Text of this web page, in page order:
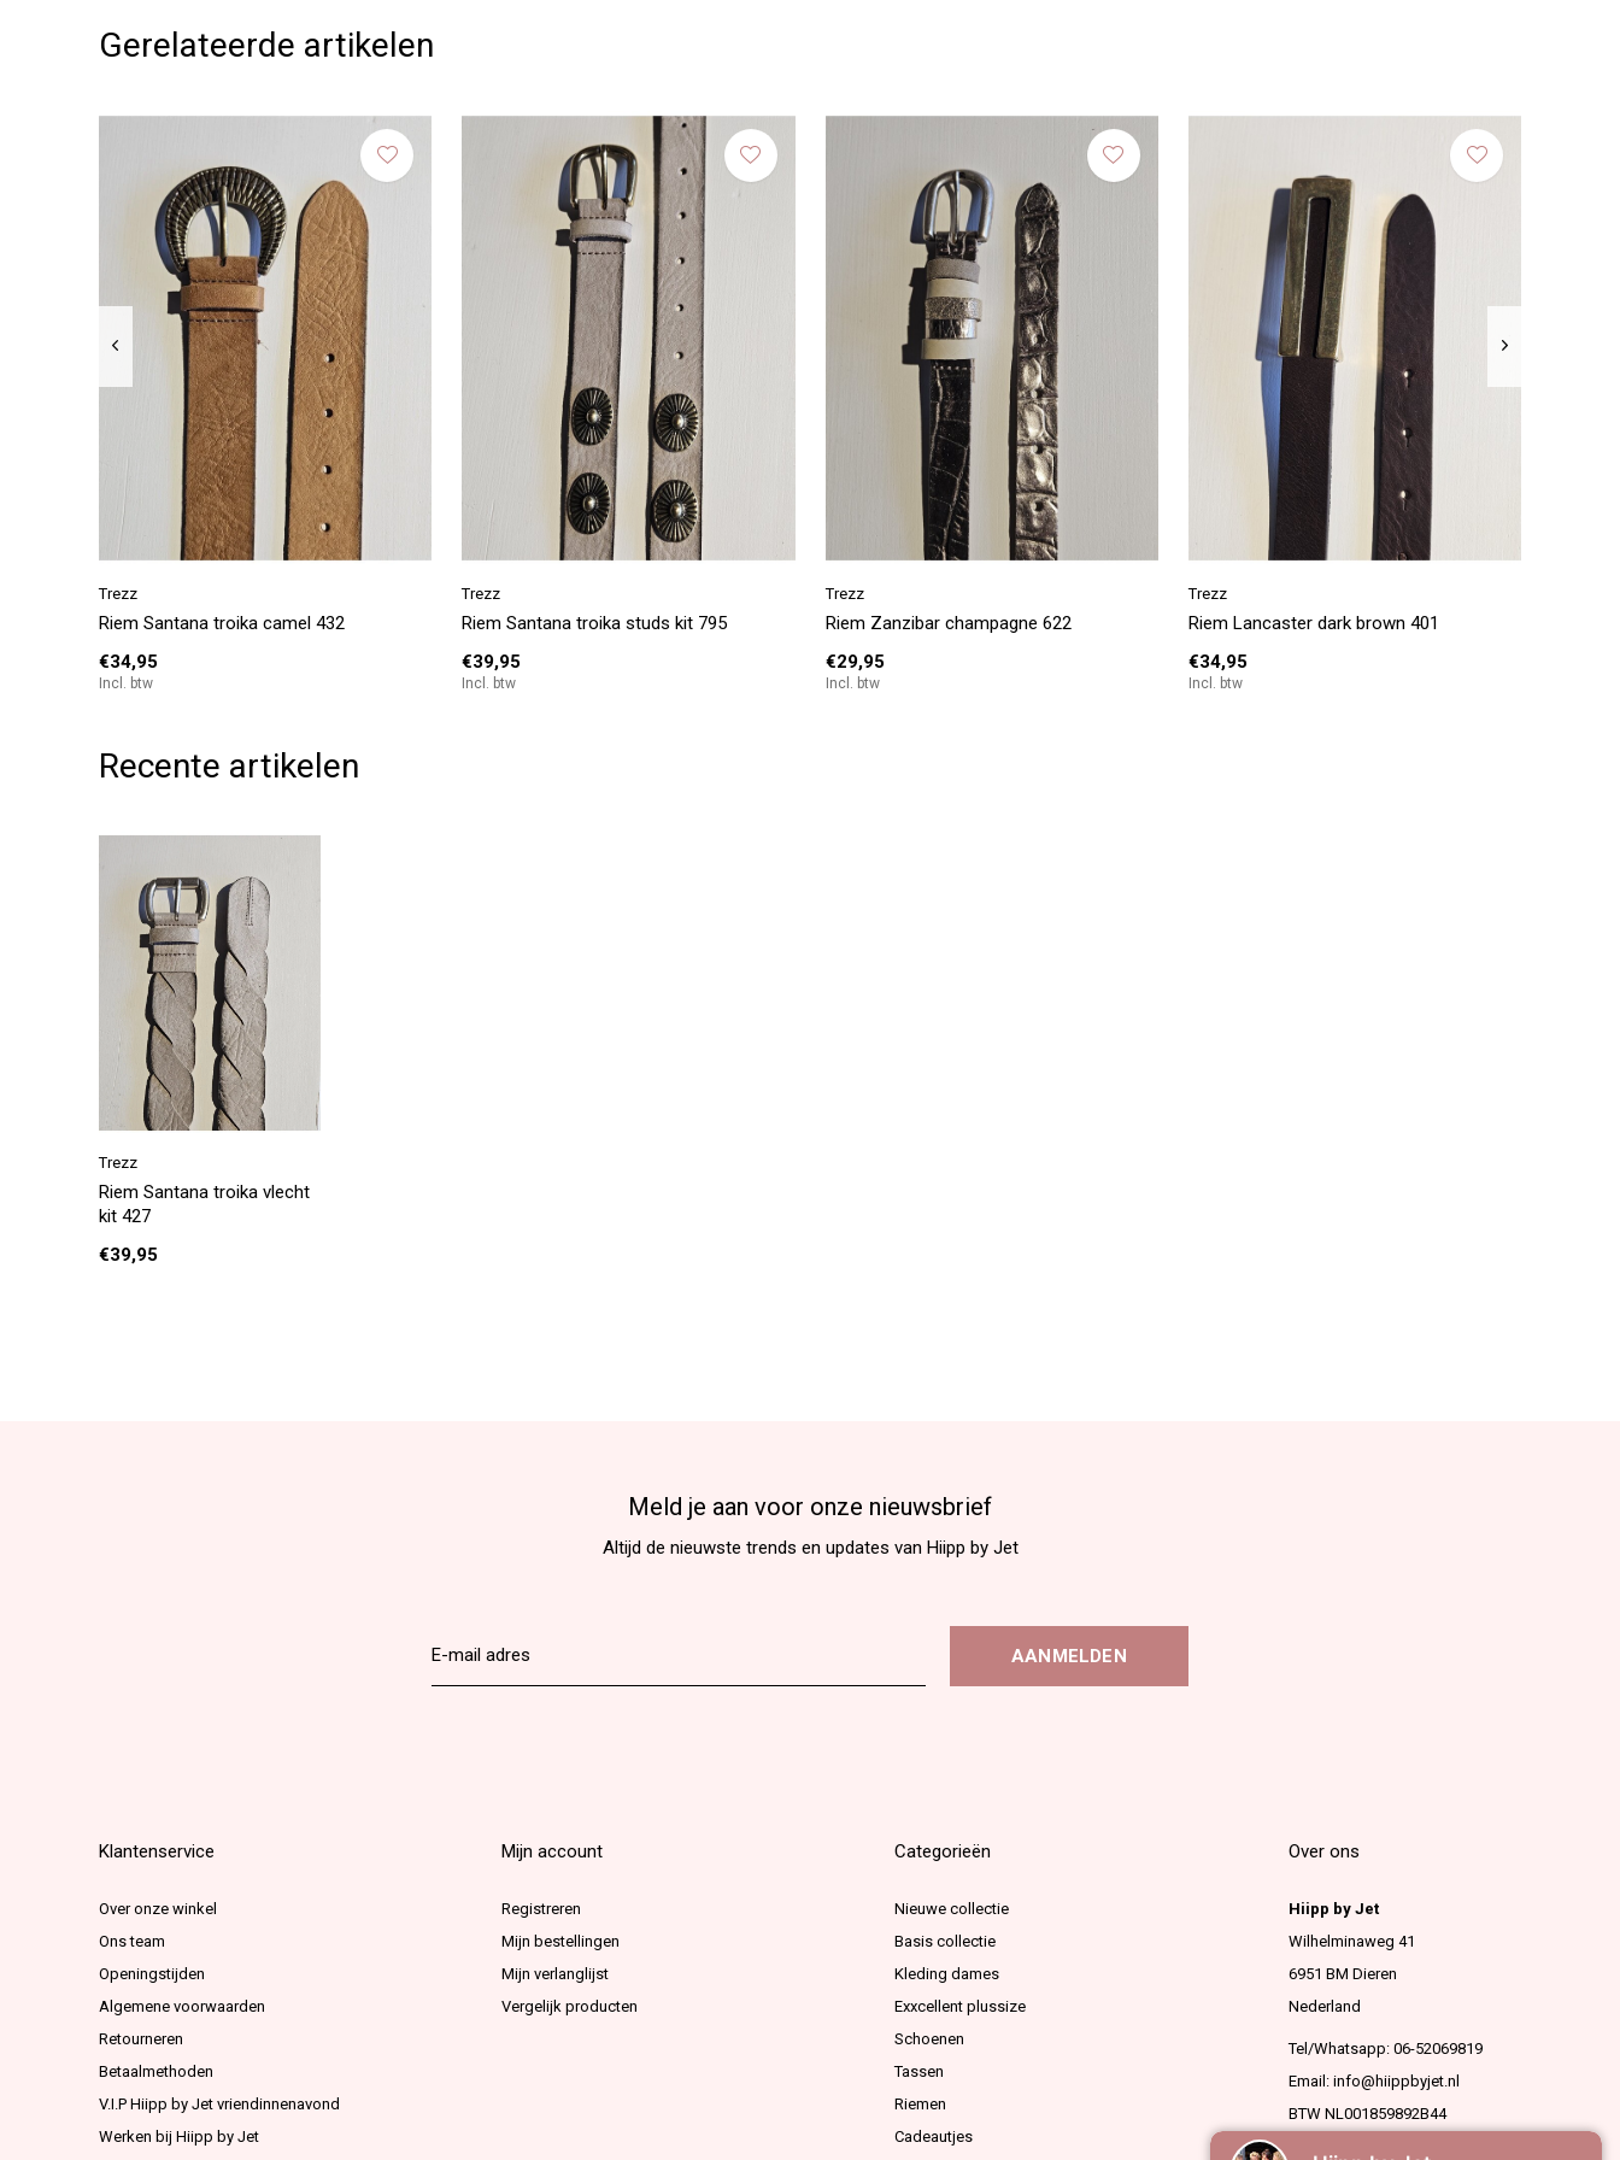
Gerelateerde artikelen
Trezz
Riem Santana troika camel 432
€34,95
Incl. btw
Trezz
Riem Santana troika studs kit 795
€39,95
Incl. btw
Trezz
Riem Zanzibar champagne 622
€29,95
Incl. btw
Trezz
Riem Lancaster dark brown 401
€34,95
Incl. btw
Recente artikelen
Trezz
Riem Santana troika vlecht
kit 427
€39,95
Meld je aan voor onze nieuwsbrief
Altijd de nieuwste trends en updates van Hiipp by Jet
AANMELDEN
Klantenservice
Over onze winkel
Ons team
Openingstijden
Algemene voorwaarden
Retourneren
Betaalmethoden
V.I.P Hiipp by Jet vriendinnenavond
Werken bij Hiipp by Jet
Mijn account
Registreren
Mijn bestellingen
Mijn verlanglijst
Vergelijk producten
Categorieën
Nieuwe collectie
Basis collectie
Kleding dames
Exxcellent plussize
Schoenen
Tassen
Riemen
Cadeautjes
Over ons
Hiipp by Jet
Wilhelminaweg 41
6951 BM Dieren
Nederland
Tel/Whatsapp: 06-52069819
Email: info@hiippbyjet.nl
BTW NL001859892B44